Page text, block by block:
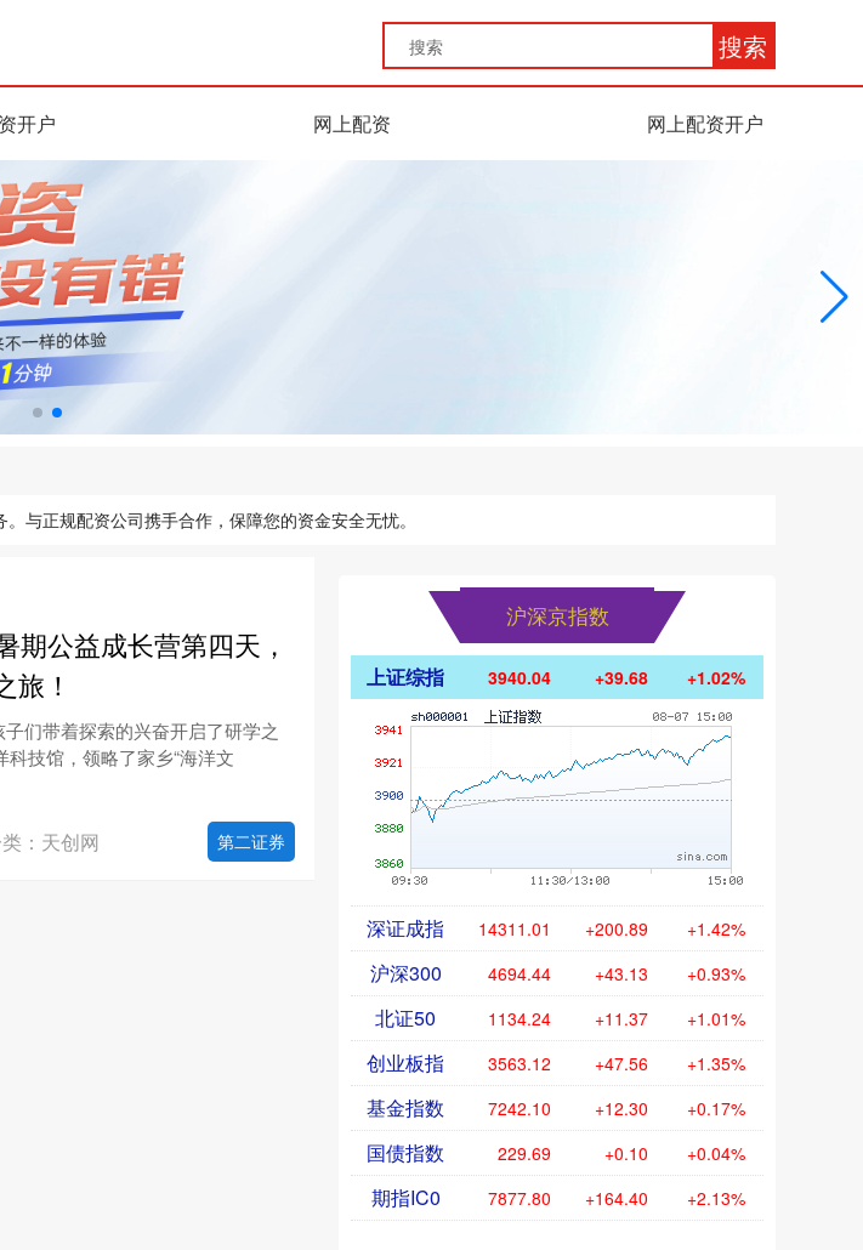
搜索
开户 网上配资 网上配资开户
与正规配资公司携手合作，保障您的资金安全无忧。
期公益成长营第四天，
旅！
们带着探索的兴奋开启了研学之
技馆，领略了家乡“海洋文
：天创网 第二证券
沪深京指数
上证综指 3940.04 +39.68 +1.02%
深证成指 14311.01 +200.89 +1.42%
沪深300 4694.44 +43.13 +0.93%
北证50 1134.24 +11.37 +1.01%
创业板指 3563.12 +47.56 +1.35%
基金指数 7242.10 +12.30 +0.17%
国债指数 229.69 +0.10 +0.04%
期指IC0 7877.80 +164.40 +2.13%